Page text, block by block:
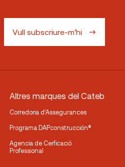
Vull subscriure-m'hi
Altres marques del Cateb
Corredoria d’Assegurances
Programa DAPconstrucción®
Agencia de Cerficació
Professional